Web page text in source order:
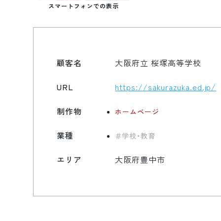
スマートフォンでの表示
顧客名 大阪府立 桜塚高等学校
URL https://sakurazuka.ed.jp/
制作物 ホームページ
業種 学校・教育
エリア 大阪府豊中市